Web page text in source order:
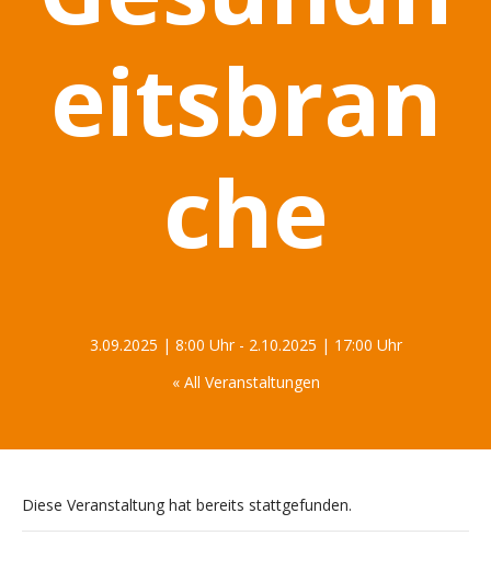
eitsbran
che
3.09.2025 | 8:00 Uhr- 2.10.2025 | 17:00 Uhr
« All Veranstaltungen
Diese Veranstaltung hat bereits stattgefunden.